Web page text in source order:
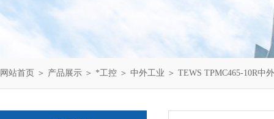
网站首页 ＞ 产品展示 ＞ *工控 ＞ 中外工业 ＞ TEWS TPMC465-10R中